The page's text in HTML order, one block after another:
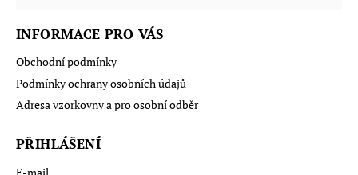
INFORMACE PRO VÁS
Obchodní podmínky
Podmínky ochrany osobních údajů
Adresa vzorkovny a pro osobní odběr
PŘIHLÁŠENÍ
E-mail